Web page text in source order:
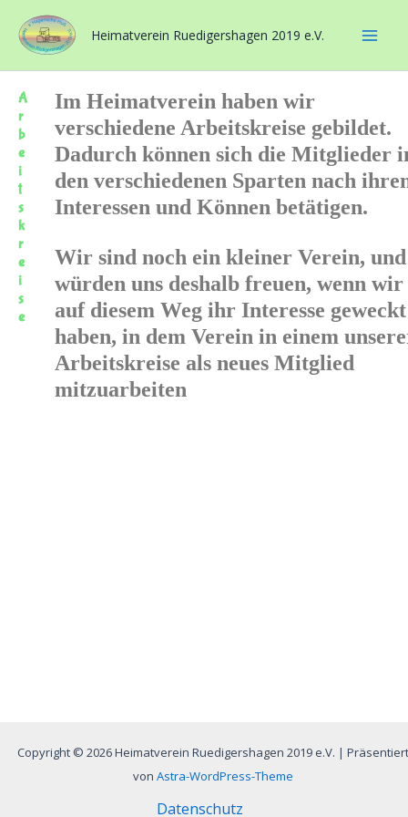
Inhalt
springen
Heimatverein Ruedigershagen 2019 e.V.
A
r
b
e
i
t
s
k
r
e
i
s
e
Im Heimatverein haben wir
verschiedene Arbeitskreise gebildet.
Dadurch können sich die Mitglieder
den verschiedenen Sparten nach
Interessen und Können betätigen.
Wir sind noch ein kleiner Verein, und
würden uns deshalb freuen, wenn wir
auf diesem Weg ihr Interesse geweckt
haben, in dem Verein in einem
Arbeitskreise als neues Mitglied
mitzuarbeiten
Copyright © 2026 Heimatverein Ruedigershagen 2019 e.V. | Präsentiert
von Astra-WordPress-Theme
Datenschutz